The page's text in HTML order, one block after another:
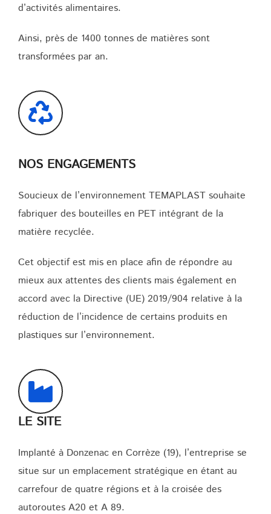
d’activités alimentaires.
Ainsi, près de 1400 tonnes de matières sont
transformées par an.
NOS ENGAGEMENTS
Soucieux de l’environnement TEMAPLAST souhaite
fabriquer des bouteilles en PET intégrant de la
matière recyclée.
Cet objectif est mis en place afin de répondre au
mieux aux attentes des clients mais également en
accord avec la Directive (UE) 2019/904 relative à la
réduction de l’incidence de certains produits en
plastiques sur l’environnement.
LE SITE
Implanté à Donzenac en Corrèze (19), l’entreprise se
situe sur un emplacement stratégique en étant au
carrefour de quatre régions et à la croisée des
autoroutes A20 et A 89.